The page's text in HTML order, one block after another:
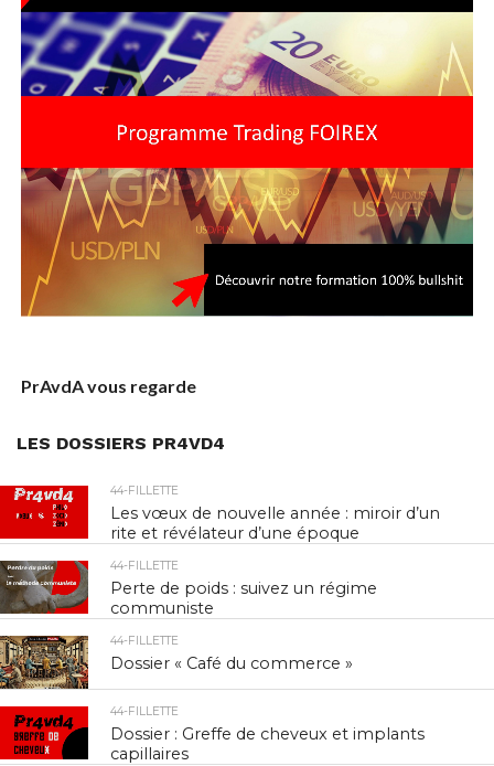
PrAvdA vous regarde
LES DOSSIERS PR4VD4
44-FILLETTE
Les vœux de nouvelle année : miroir d’un
rite et révélateur d’une époque
44-FILLETTE
Perte de poids : suivez un régime
communiste
44-FILLETTE
Dossier « Café du commerce »
44-FILLETTE
Dossier : Greffe de cheveux et implants
capillaires